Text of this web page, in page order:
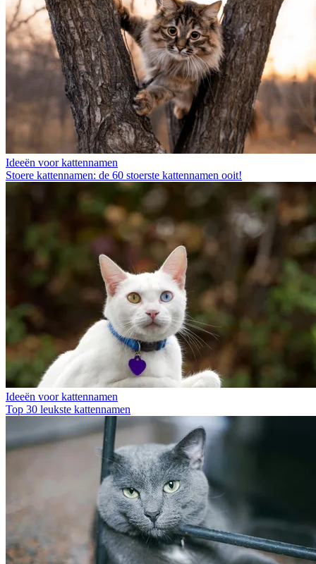
Ideeën voor kattennamen
Stoere kattennamen: de 60 stoerste kattennamen ooit!
Ideeën voor kattennamen
Top 30 leukste kattennamen